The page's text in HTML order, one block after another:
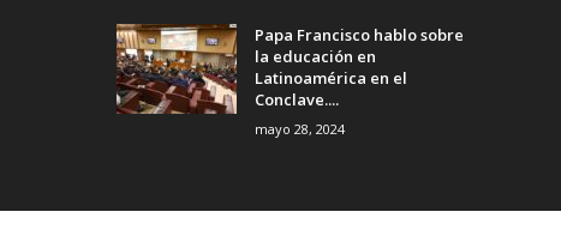
Papa Francisco hablo sobre
la educación en
Latinoamérica en el
Conclave....
mayo 28, 2024